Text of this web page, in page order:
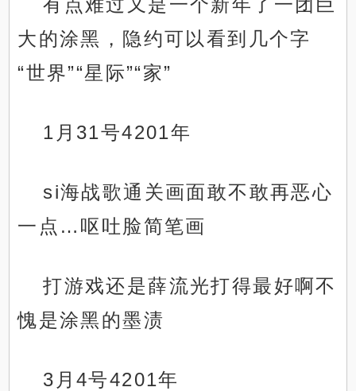
有点难过又是一个新年了一团巨
大的涂黑，隐约可以看到几个字
“世界”“星际”“家”
1月31号4201年
si海战歌通关画面敢不敢再恶心
一点…呕吐脸简笔画
打游戏还是薛流光打得最好啊不
愧是涂黑的墨渍
3月4号4201年